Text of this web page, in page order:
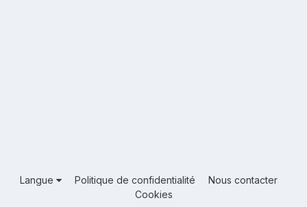
Langue Politique de confidentialité
Nous contacter
Cookies